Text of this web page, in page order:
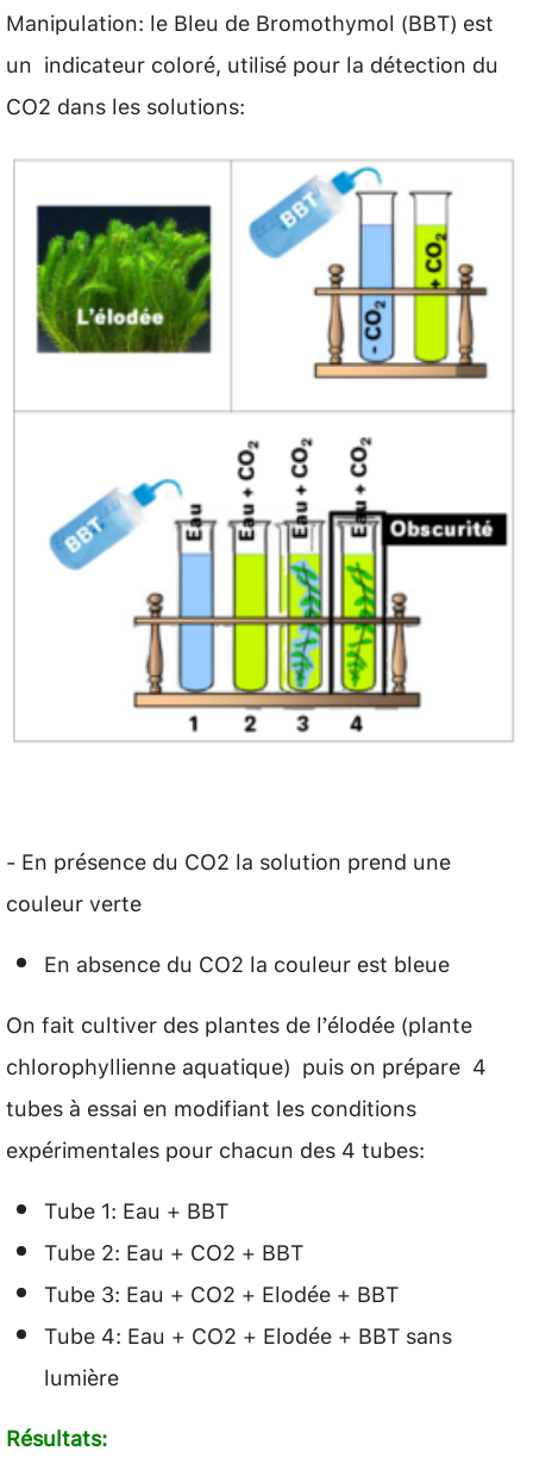
Manipulation: le Bleu de Bromothymol (BBT) est
un indicateur coloré, utilisé pour la détection du
CO2 dans les solutions:
- En présence du CO2 la solution prend une
couleur verte
En absence du CO2 la couleur est bleue
On fait cultiver des plantes de l’élodée (plante
chlorophyllienne aquatique) puis on prépare 4
tubes à essai en modifiant les conditions
expérimentales pour chacun des 4 tubes:
Tube 1: Eau + BBT
Tube 2: Eau + CO2 + BBT
Tube 3: Eau + CO2 + Elodée + BBT
Tube 4: Eau + CO2 + Elodée + BBT sans
lumière
Résultats: